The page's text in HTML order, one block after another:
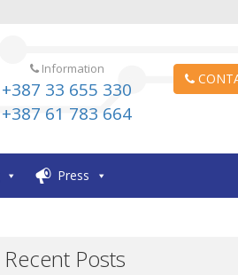
Information
+387 33 655 330
+387 61 783 664
Press
Recent Posts